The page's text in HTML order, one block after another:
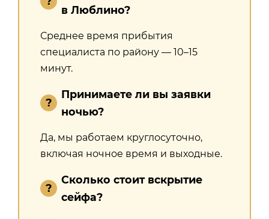
в Люблино?
Среднее время прибытия
специалиста по району — 10–15
минут.
Принимаете ли вы заявки
ночью?
Да, мы работаем круглосуточно,
включая ночное время и выходные.
Сколько стоит вскрытие
сейфа?